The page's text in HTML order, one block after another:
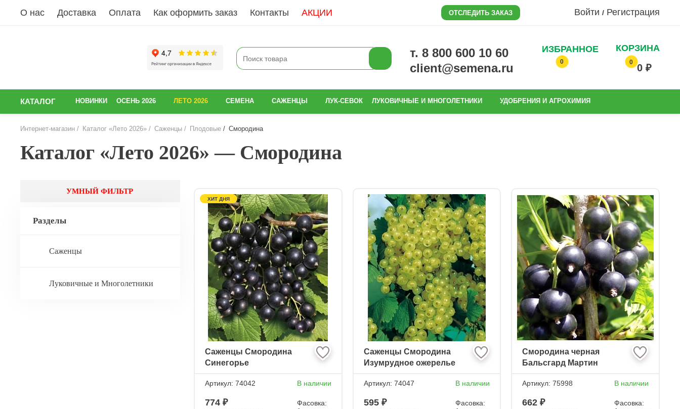
О нас Доставка Оплата Как оформить заказ Контакты АКЦИИ ОТСЛЕДИТЬ ЗАКАЗ Войти / Регистрация
т. 8 800 600 10 60
client@semena.ru
ИЗБРАННОЕ
0
КОРЗИНА
0
0 ₽
КАТАЛОГ НОВИНКИ ОСЕНЬ 2026 ЛЕТО 2026 СЕМЕНА САЖЕНЦЫ ЛУК-СЕВОК ЛУКОВИЧНЫЕ И МНОГОЛЕТНИКИ УДОБРЕНИЯ И АГРОХИМИЯ
Интернет-магазин Каталог «Лето 2026» Саженцы Плодовые Смородина
Каталог «Лето 2026» — Смородина
УМНЫЙ ФИЛЬТР
Разделы
Саженцы
Луковичные и Многолетники
ХИТ ДНЯ
Саженцы Смородина
Синегорье
Артикул: 74042 В наличии
774 ₽
Фасовка:
Саженцы Смородина
Изумрудное ожерелье
Артикул: 74047 В наличии
595 ₽
Фасовка:
Смородина черная
Бальсгард Мартин
Артикул:75998 В наличии
662 ₽
Фасовка: